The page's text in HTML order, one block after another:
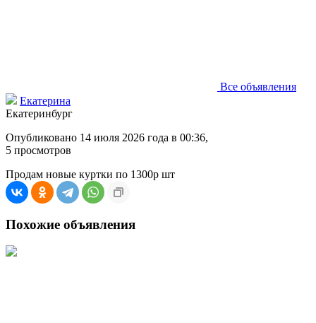
Все объявления
Екатерина
Екатеринбург
Опубликовано 14 июля 2026 года в 00:36,
5 просмотров
Продам новые куртки по 1300р шт
Похожие объявления